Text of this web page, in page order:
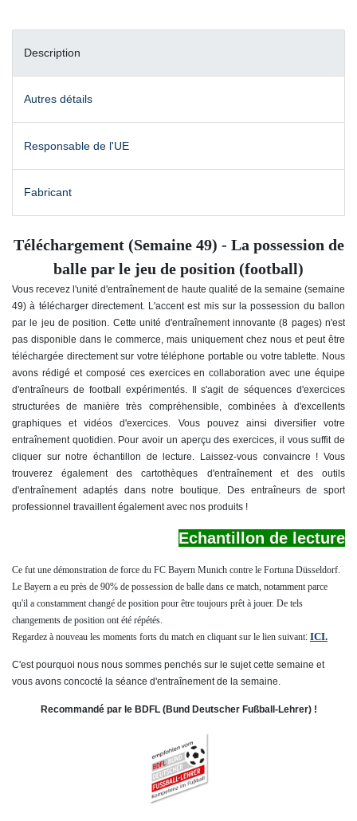
Description
Autres détails
Responsable de l'UE
Fabricant
Téléchargement (Semaine 49) - La possession de
balle par le jeu de position (football)
Vous recevez l'unité d'entraînement de haute qualité de la semaine (semaine
49) à télécharger directement. L'accent est mis sur la possession du ballon
par le jeu de position. Cette unité d'entraînement innovante (8 pages) n'est
pas disponible dans le commerce, mais uniquement chez nous et peut être
téléchargée directement sur votre téléphone portable ou votre tablette. Nous
avons rédigé et composé ces exercices en collaboration avec une équipe
d'entraîneurs de football expérimentés. Il s'agit de séquences d'exercices
structurées de manière très compréhensible, combinées à d'excellents
graphiques et vidéos d'exercices. Vous pouvez ainsi diversifier votre
entraînement quotidien. Pour avoir un aperçu des exercices, il vous suffit de
cliquer sur notre échantillon de lecture. Laissez-vous convaincre ! Vous
trouverez également des cartothèques d'entraînement et des outils
d'entraînement adaptés dans notre boutique. Des entraîneurs de sport
professionnel travaillent également avec nos produits !
Echantillon de lecture
Ce fut une démonstration de force du FC Bayern Munich contre le Fortuna Düsseldorf.
Le Bayern a eu près de 90% de possession de balle dans ce match, notamment parce
qu'il a constamment changé de position pour être toujours prêt à jouer. De tels
changements de position ont été répétés.
Regardez à nouveau les moments forts du match en cliquant sur le lien suivant: ICI.
C'est pourquoi nous nous sommes penchés sur le sujet cette semaine et
vous avons concocté la séance d'entraînement de la semaine.
Recommandé par le BDFL (Bund Deutscher Fußball-Lehrer) !